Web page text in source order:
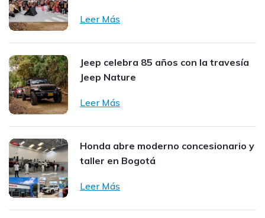
Leer Más
Jeep celebra 85 años con la travesía
Jeep Nature
Leer Más
Honda abre moderno concesionario y
taller en Bogotá
Leer Más